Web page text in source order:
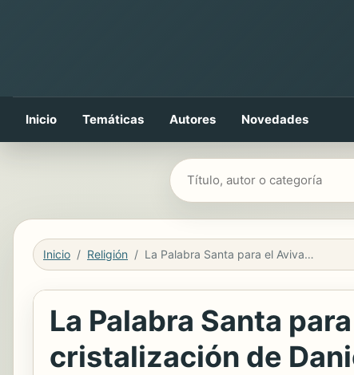
Inicio Temáticas Autores Novedades
Buscar libros
Inicio Religión La Palabra Santa para el Avivamiento Matutino - Estudio de cristalización de Daniel y Zacarías, Tomo 2
La Palabra Santa
cristalización de